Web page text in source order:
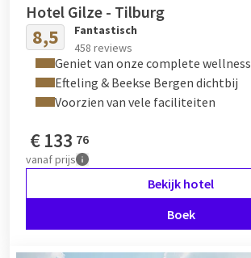
Hotel Gilze - Tilburg
8,5
Fantastisch
458 reviews
Geniet van onze complete wellness
Efteling & Beekse Bergen dichtbij
Voorzien van vele faciliteiten
€133 76
vanafprijs
Bekijk hotel
Boek